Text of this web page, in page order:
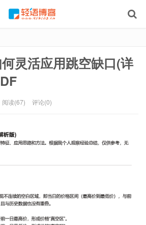
灵活应用跳空缺口(详
阅读(67) 评论(0)